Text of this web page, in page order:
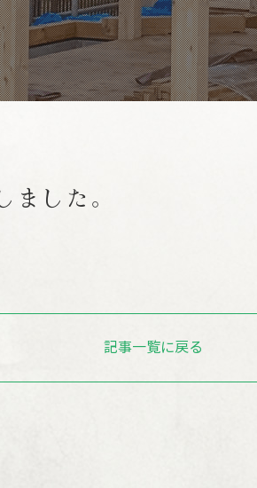
した。
記事一覧に戻る